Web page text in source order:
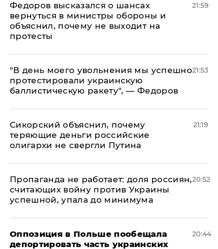
Федоров высказался о шансах
вернуться в министры обороны и
объяснил, почему не выходит на
протесты
21:59
​"В день моего увольнения мы успешно
протестировали украинскую
баллистическую ракету", — Федоров
21:53
Сикорский объяснил, почему
теряющие деньги российские
олигархи не свергли Путина
21:19
​Пропаганда не работает: доля россиян,
считающих войну против Украины
успешной, упала до минимума
20:52
Оппозиция в Польше пообещала
депортировать часть украинских
20:44